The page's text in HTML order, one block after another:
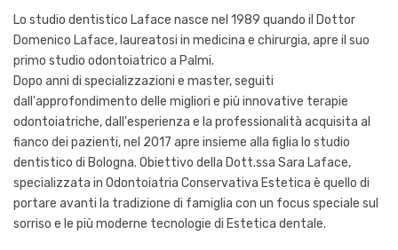
Lo studio dentistico Laface nasce nel 1989 quando il Dottor
Domenico Laface, laureatosi in medicina e chirurgia, apre il suo
primo studio odontoiatrico a Palmi.
Dopo anni di specializzazioni e master, seguiti
dall'approfondimento delle migliori e più innovative terapie
odontoiatriche, dall'esperienza e la professionalità acquisita al
fianco dei pazienti, nel 2017 apre insieme alla figlia lo studio
dentistico di Bologna. Obiettivo della Dott.ssa Sara Laface,
specializzata in Odontoiatria Conservativa Estetica è quello di
portare avanti la tradizione di famiglia con un focus speciale sul
sorriso e le più moderne tecnologie di Estetica dentale.